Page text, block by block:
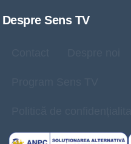
Despre Sens TV